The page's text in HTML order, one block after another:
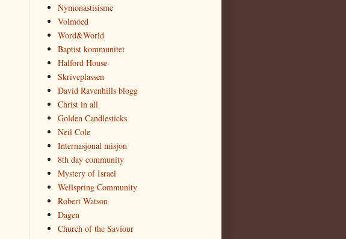
Nymonastisisme
Volmoed
Word&World
Baptist kommunitet
Halford House
Skriveplassen
David Ravenhills blogg
Christ in all
Golden Candlesticks
Neil Cole
Internasjonal misjon
8th day community
Mystery of Israel
Wellspring Community
Robert Watson
Dagen
Church of the Saviour